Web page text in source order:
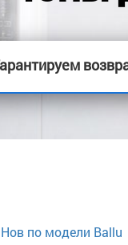
по модели Ballu